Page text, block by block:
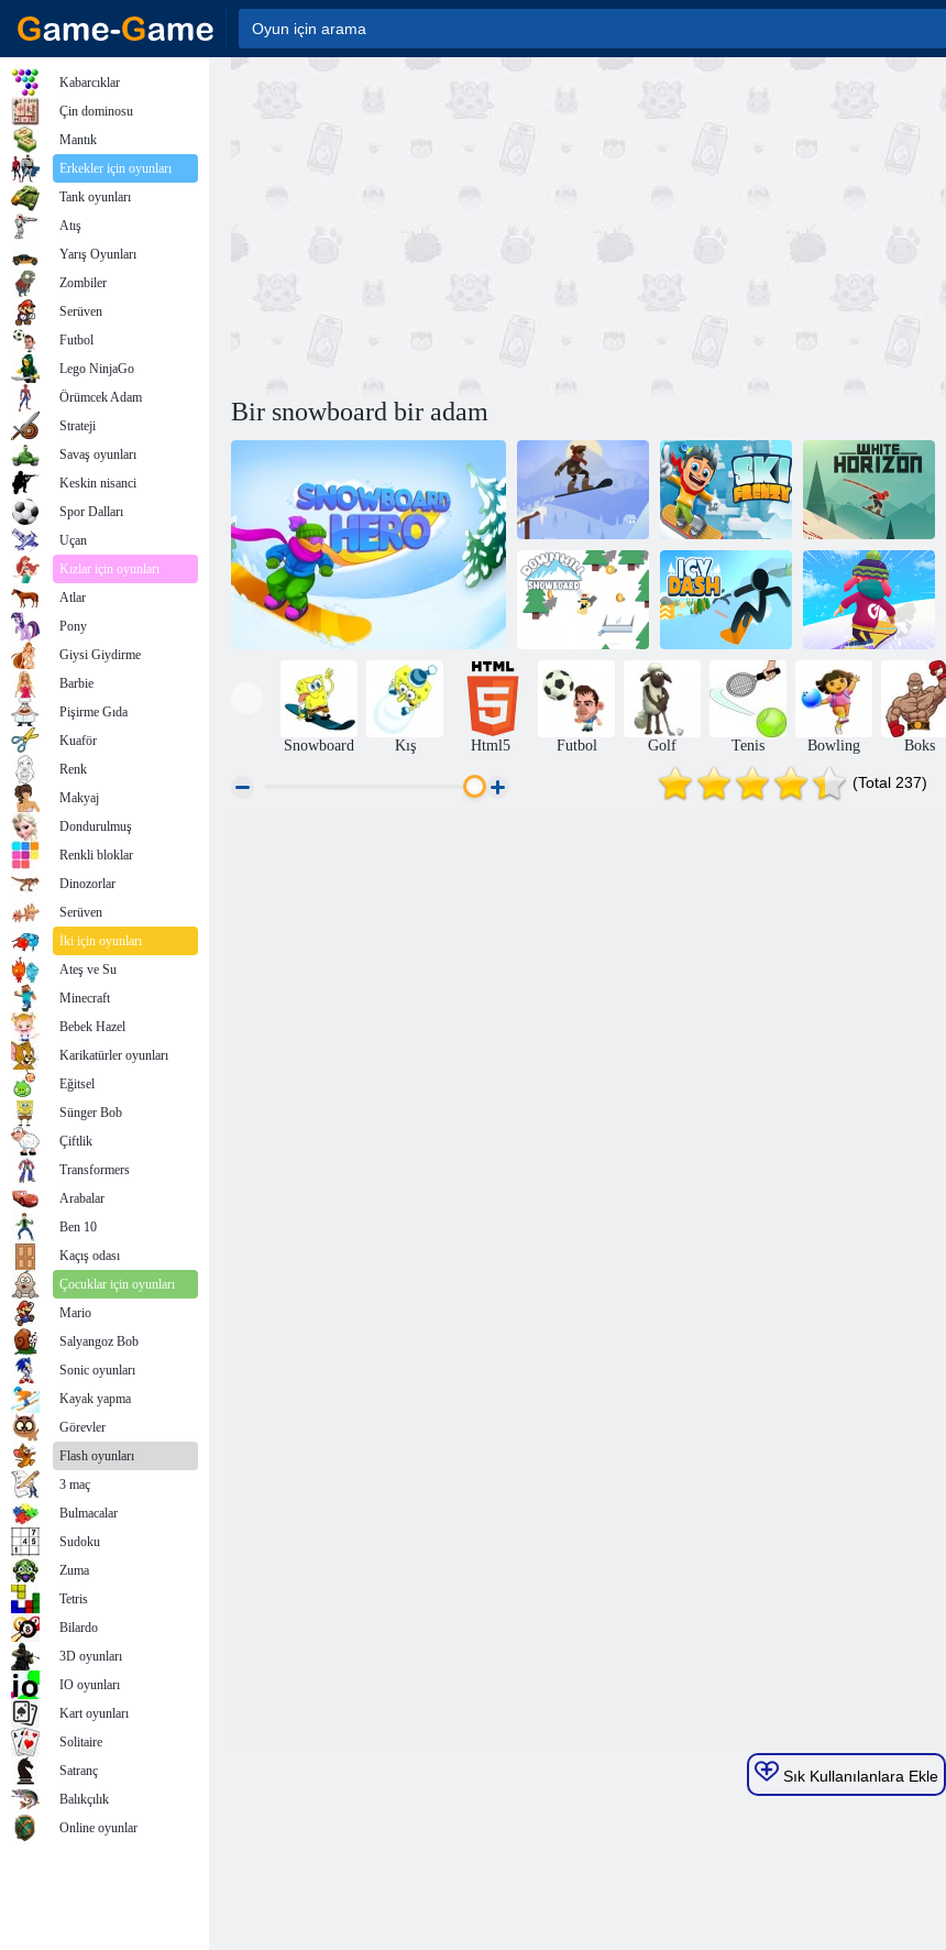
Bir snowboard bir adam
Elbrus civarında Kayak çılgınlığı Beyaz ufuk
Yokuş aşağı
snowboard
Buzlu çizgi
Snowboard
oyun partisi
Snowboard Kış Html5 Futbol Golf Tenis Bowling Boks
(Total 237)
Sık Kullanılanlara Ekle
Kabarcıklar
Çin dominosu
Mantık
Erkekler için oyunları
Tank oyunları
Atış
Yarış Oyunları
Zombiler
Serüven
Futbol
Lego NinjaGo
Örümcek Adam
Strateji
Savaş oyunları
Keskin nisanci
Spor Dalları
Uçan
Kızlar için oyunları
Atlar
Pony
Giysi Giydirme
Barbie
Pişirme Gıda
Kuaför
Renk
Makyaj
Dondurulmuş
Renkli bloklar
Dinozorlar
Serüven
İki için oyunları
Ateş ve Su
Minecraft
Bebek Hazel
Karikatürler oyunları
Eğitsel
Sünger Bob
Çiftlik
Transformers
Arabalar
Ben 10
Kaçış odası
Çocuklar için oyunları
Mario
Salyangoz Bob
Sonic oyunları
Kayak yapma
Görevler
Flash oyunları
3 maç
Bulmacalar
Sudoku
Zuma
Tetris
Bilardo
3D oyunları
IO oyunları
Kart oyunları
Solitaire
Satranç
Balıkçılık
Online oyunlar